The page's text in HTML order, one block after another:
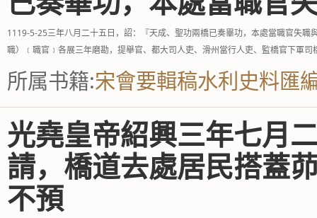
1119-5-25三年八月二十五日，詔：『天成、聖功兩橋已奏畢功，本處當職官失
職）﹝職官﹞各展三年磨勘，提舉官、都大司人吏、滑州當行人吏、監橋官下軍
所属书籍:宋會要輯稿水利史料匯
光堯皇帝紹興三年七月
請，橋道去處居民搭蓋
不預